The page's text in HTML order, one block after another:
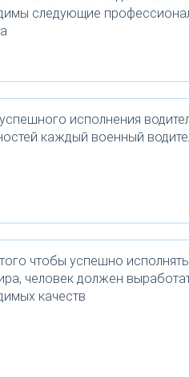
следующие
исполнения
каждый военный
чтобы успешно
человек должен
качеств